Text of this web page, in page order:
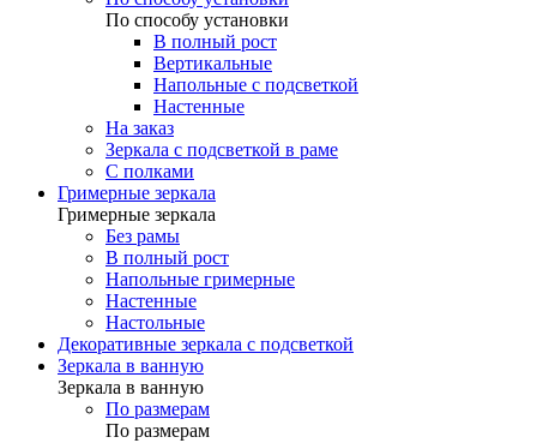
По способу установки
В полный рост
Вертикальные
Напольные с подсветкой
Настенные
На заказ
Зеркала с подсветкой в раме
С полками
Гримерные зеркала
Гримерные зеркала
Без рамы
В полный рост
Напольные гримерные
Настенные
Настольные
Декоративные зеркала с подсветкой
Зеркала в ванную
Зеркала в ванную
По размерам
По размерам